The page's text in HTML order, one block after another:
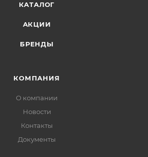
КАТАЛОГ
АКЦИИ
БРЕНДЫ
КОМПАНИЯ
О компании
Новости
Контакты
Документы